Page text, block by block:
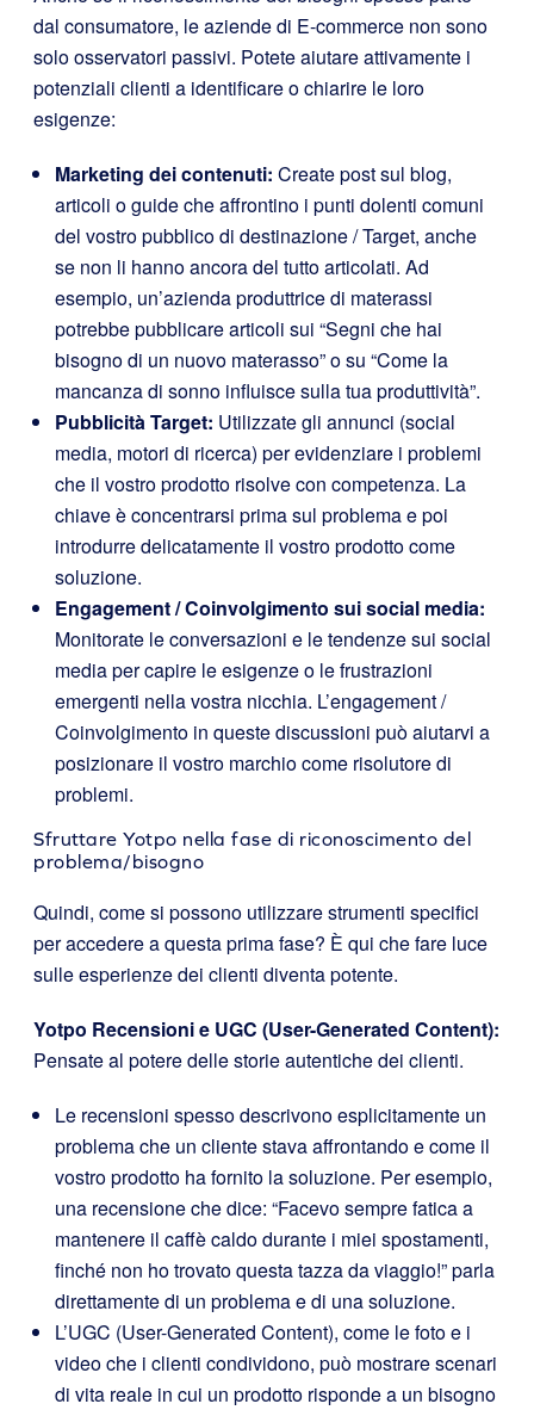
dal consumatore, le aziende di E-commerce non sono
solo osservatori passivi. Potete aiutare attivamente i
potenziali clienti a identificare o chiarire le loro
esigenze:
Marketing dei contenuti: Create post sul blog,
articoli o guide che affrontino i punti dolenti comuni
del vostro pubblico di destinazione / Target, anche
se non li hanno ancora del tutto articolati. Ad
esempio, un’azienda produttrice di materassi
potrebbe pubblicare articoli sui “Segni che hai
bisogno di un nuovo materasso” o su “Come la
mancanza di sonno influisce sulla tua produttività”.
Pubblicità Target: Utilizzate gli annunci (social
media, motori di ricerca) per evidenziare i problemi
che il vostro prodotto risolve con competenza. La
chiave è concentrarsi prima sul problema e poi
introdurre delicatamente il vostro prodotto come
soluzione.
Engagement / Coinvolgimento sui social media:
Monitorate le conversazioni e le tendenze sui social
media per capire le esigenze o le frustrazioni
emergenti nella vostra nicchia. L’engagement /
Coinvolgimento in queste discussioni può aiutarvi a
posizionare il vostro marchio come risolutore di
problemi.
Sfruttare Yotpo nella fase di riconoscimento del
problema/bisogno
Quindi, come si possono utilizzare strumenti specifici
per accedere a questa prima fase? È qui che fare luce
sulle esperienze dei clienti diventa potente.
Yotpo Recensioni e UGC (User-Generated Content):
Pensate al potere delle storie autentiche dei clienti.
Le recensioni spesso descrivono esplicitamente un
problema che un cliente stava affrontando e come il
vostro prodotto ha fornito la soluzione. Per esempio,
una recensione che dice: “Facevo sempre fatica a
mantenere il caffè caldo durante i miei spostamenti,
finché non ho trovato questa tazza da viaggio!” parla
direttamente di un problema e di una soluzione.
L’UGC (User-Generated Content), come le foto e i
video che i clienti condividono, può mostrare scenari
di vita reale in cui un prodotto risponde a un bisogno